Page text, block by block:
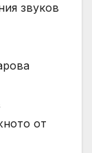
звуков
от